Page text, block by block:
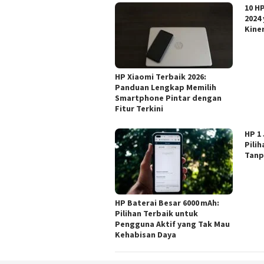
HP Xiaomi Terbaik 2026:
Panduan Lengkap Memilih
Smartphone Pintar dengan
Fitur Terkini
10
HP Baterai Besar 6000 mAh:
Pilihan Terbaik untuk
Pengguna Aktif yang Tak Mau
Kehabisan Daya
HP